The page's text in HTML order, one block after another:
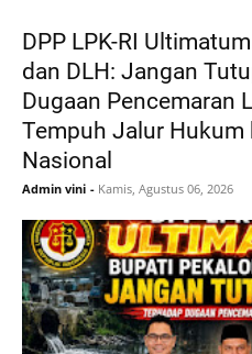
DPP LPK-RI
dan DLH: Jangan
Dugaan Pencemaran
Tempuh Jalur
Nasional
Admin vini - Kamis, Agustus 06, 2026